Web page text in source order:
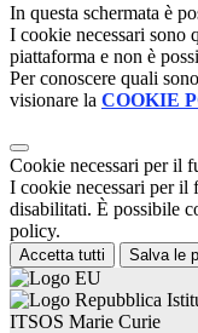
In questa schermata è
I cookie necessari sono
piattaforma e non è
Per conoscere quali
visionare la COOKIE
Cookie necessari per il
I cookie necessari per il
disabilitati. È possibile
policy.
Accetta tutti Salva le
ITSOS Marie Curie